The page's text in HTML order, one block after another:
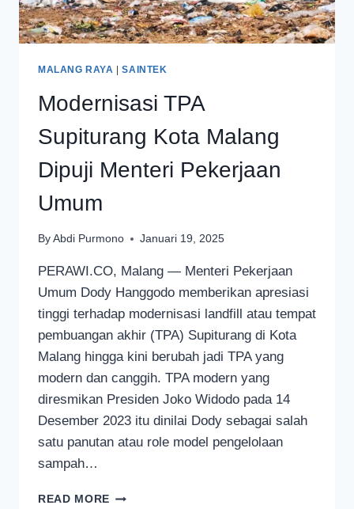
MALANG RAYA |SAINTEK
Modernisasi TPA
Supiturang Kota Malang
Dipuji Menteri Pekerjaan
Umum
By Abdi Purmono Januari 19, 2025
PERAWI.CO, Malang — Menteri Pekerjaan
Umum Dody Hanggodo memberikan apresiasi
tinggi terhadap modernisasi landfill atau tempat
pembuangan akhir (TPA) Supiturang di Kota
Malang hingga kini berubah jadi TPA yang
modern dan canggih. TPA modern yang
diresmikan Presiden Joko Widodo pada 14
Desember 2023 itu dinilai Dody sebagai salah
satu panutan atau role model pengelolaan
sampah…
READ MORE MODERNISASI